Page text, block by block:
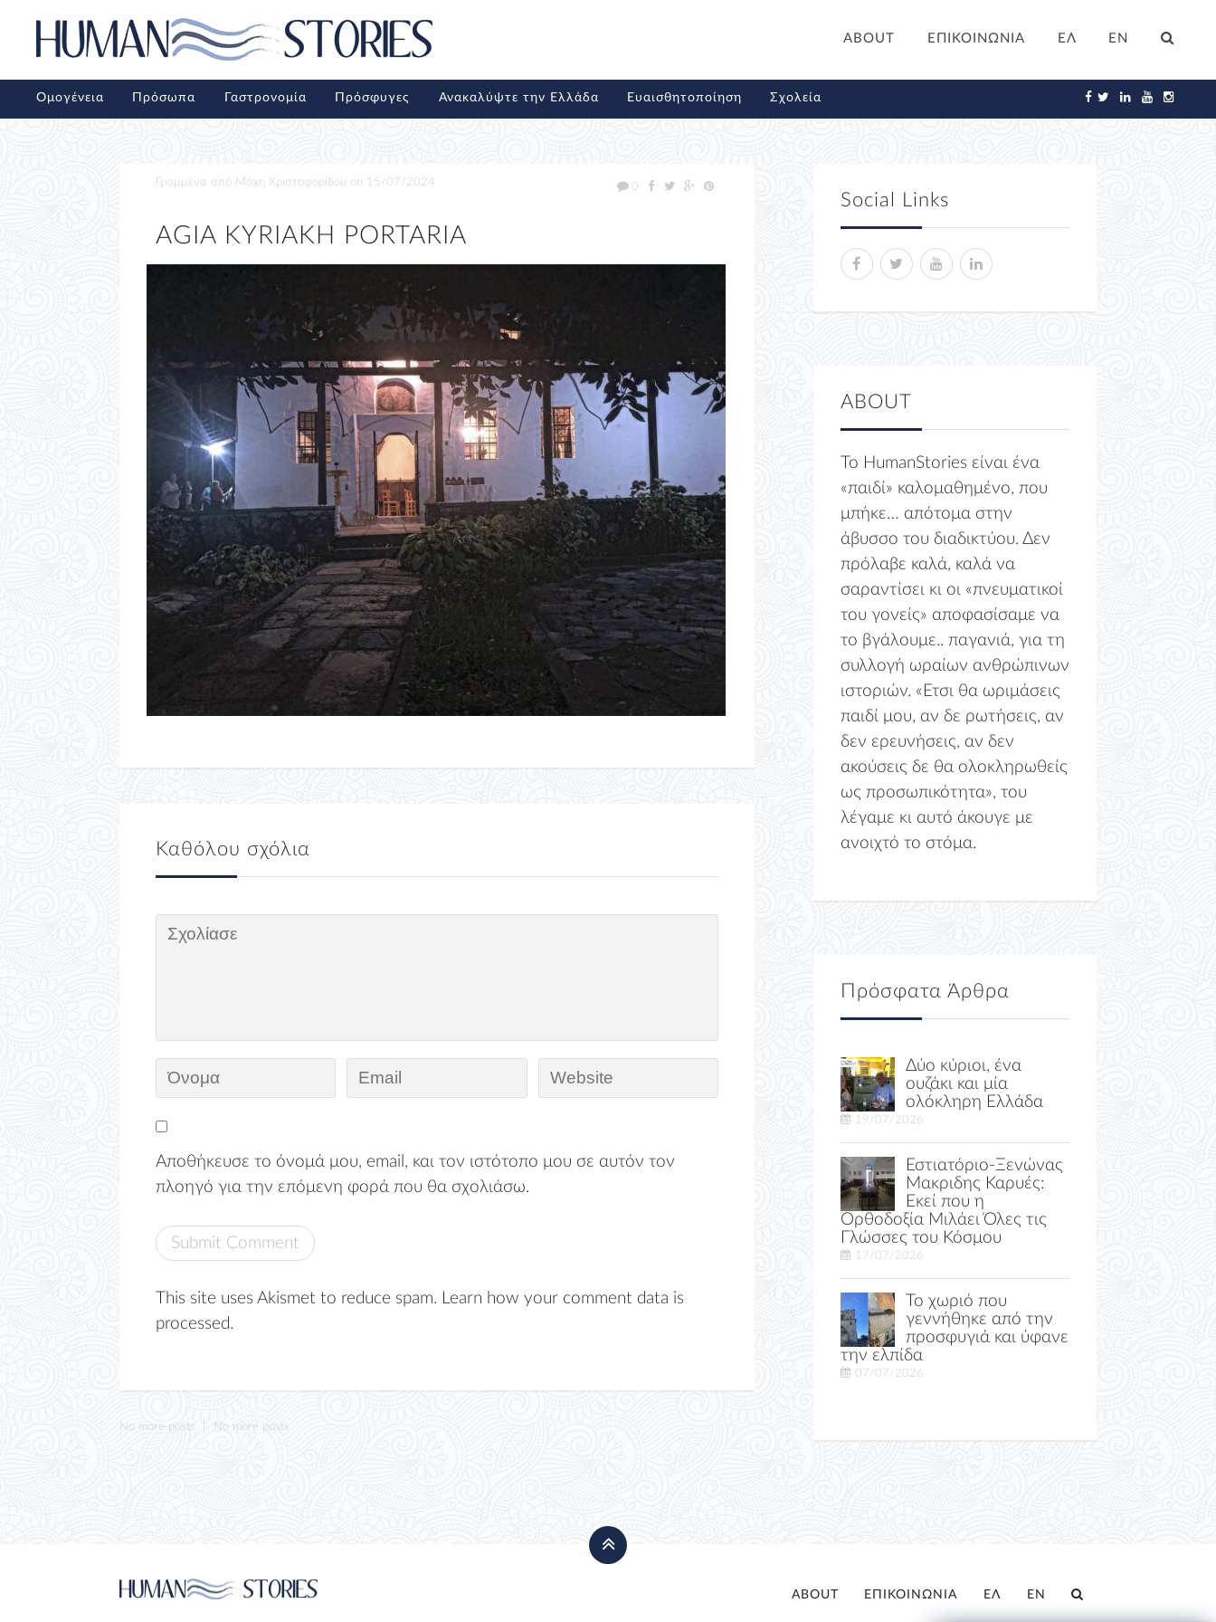
ABOUT ΕΠΙΚΟΙΝΩΝΙΑ ΕΛ EN
Ομογένεια Πρόσωπα Γαστρονομία Πρόσφυγες Ανακαλύψτε την Ελλάδα Ευαισθητοποίηση Σχολεία
Γραμμένα από Μάχη Χριστοφορίδου on 15/07/2024 0
AGIA KYRIAKH PORTARIA
Καθόλου σχόλια
Αποθήκευσε το όνομά μου, email, και τον ιστότοπο μου σε αυτόν τον
πλοηγό για την επόμενη φορά που θα σχολιάσω.
This site uses Akismet to reduce spam. Learn how your comment data is
processed.
No more posts No more posts
Social Links
ABOUT
Το HumanStories είναι ένα
«παιδί» καλομαθημένο, που
μπήκε… απότομα στην
άβυσσο του διαδικτύου. Δεν
πρόλαβε καλά, καλά να
σαραντίσει κι οι «πνευματικοί
του γονείς» αποφασίσαμε να
το βγάλουμε.. παγανιά, για τη
συλλογή ωραίων ανθρώπινων
ιστοριών. «Ετσι θα ωριμάσεις
παιδί μου, αν δε ρωτήσεις, αν
δεν ερευνήσεις, αν δεν
ακούσεις δε θα ολοκληρωθείς
ως προσωπικότητα», του
λέγαμε κι αυτό άκουγε με
ανοιχτό το στόμα.
Πρόσφατα Άρθρα
Δύο κύριοι, ένα
ουζάκι και μία
ολόκληρη Ελλάδα
19/07/2026
Εστιατόριο-Ξενώνας
Μακριδης Καρυές:
Εκεί που η
Ορθοδοξία Μιλάει Όλες τις
Γλώσσες του Κόσμου
17/07/2026
Το χωριό που
γεννήθηκε από την
προσφυγιά και ύφανε
την ελπίδα
07/07/2026
ABOUT ΕΠΙΚΟΙΝΩΝΙΑ ΕΛ EN